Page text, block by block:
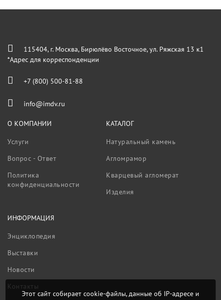
115404, г. Москва, Бирюлёво Восточное, ул. Ряжская 13 к1
*Адрес для корреспонденции
+7 (800) 500-81-88
info@imdv.ru
О КОМПАНИИ
Услуги
Вопрос - Ответ
Политика
конфиденциальности
КАТАЛОГ
Натуральный камень
Агломрамор
Кварцевый агломерат
Изделия
ИНФОРМАЦИЯ
Энциклопедия
Выставки
Новости
Контакты
Этот сайт собирает cookie-файлы, данные об IP-адресе и